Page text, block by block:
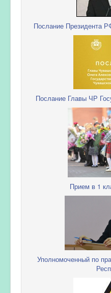
Послание Президента
Послание Главы ЧР
Прием в 1
Уполномоченный по